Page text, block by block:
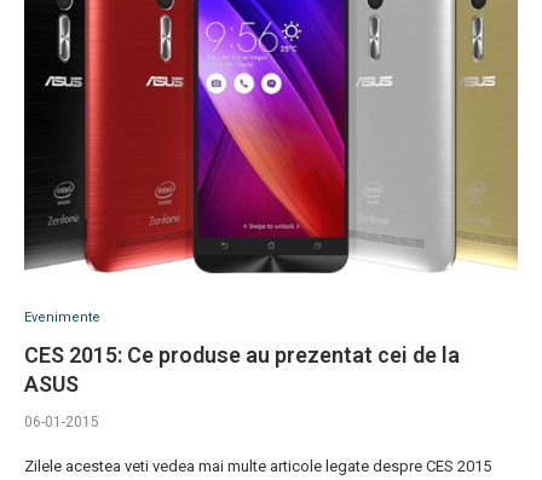
Evenimente
CES 2015: Ce produse au prezentat cei de la
ASUS
06-01-2015
Zilele acestea veti vedea mai multe articole legate despre CES 2015